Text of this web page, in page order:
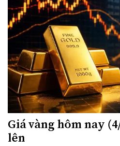
Giá vàng hôm nay
lên